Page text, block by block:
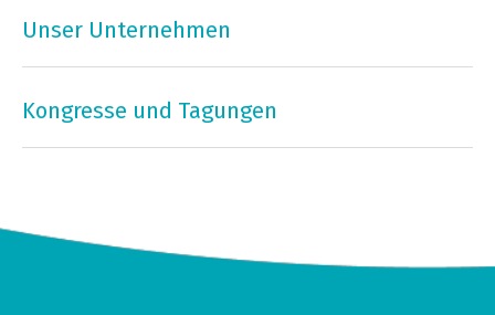
Unser Unternehmen
Kongresse und Tagungen